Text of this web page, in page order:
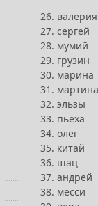
26. валерия
27. сергей
28. мумий
29. грузин
30. марина
31. мартина
32. эльзы
33. пьеха
34. олег
35. китай
36. шац
37. андрей
38. месси